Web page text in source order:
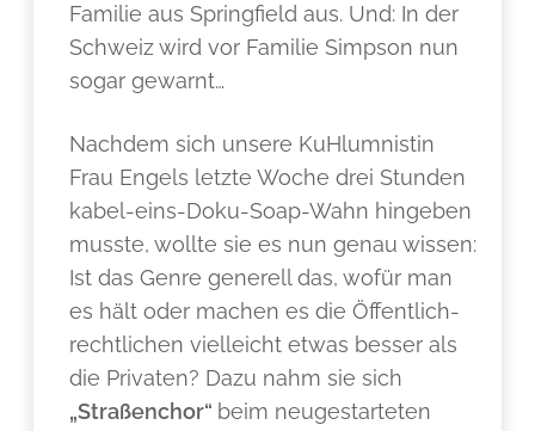
Familie aus Springfield aus. Und: In der
Schweiz wird vor Familie Simpson nun
sogar gewarnt…
Nachdem sich unsere KuHlumnistin
Frau Engels letzte Woche drei Stunden
kabel-eins-Doku-Soap-Wahn hingeben
musste, wollte sie es nun genau wissen:
Ist das Genre generell das, wofür man
es hält oder machen es die Öffentlich-
rechtlichen vielleicht etwas besser als
die Privaten? Dazu nahm sie sich
„Straßenchor“ beim neugestarteten